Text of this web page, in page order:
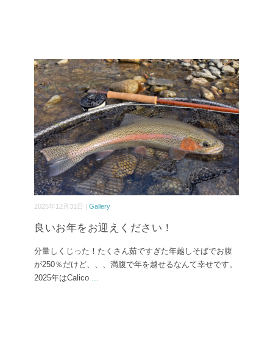
2025年12月31日 | Gallery
良いお年をお迎えください！
分量しくじった！たくさん茹ですぎた年越しそばでお腹
が250％だけど、、、満腹で年を越せるなんて幸せです。
2025年はCalico